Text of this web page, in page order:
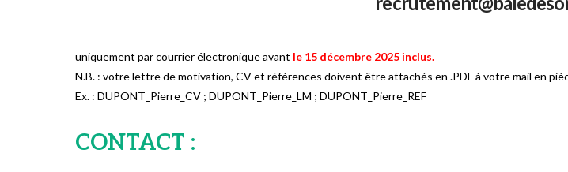
uniquement par courrier électronique avant le 15 décembre 2025 inclus.
N.B. : votre lettre de motivation, CV et références doivent être attachés en .PDF à votre mail en
Ex. : DUPONT_Pierre_CV ; DUPONT_Pierre_LM ; DUPONT_Pierre_REF
CONTACT :